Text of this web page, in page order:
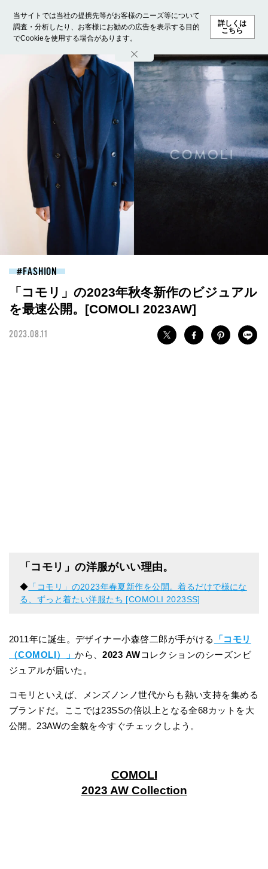
当サイトでは当社の提携先等がお客様のニーズ等について
調査・分析したり、お客様にお勧めの広告を表示する目的
でCookieを使用する場合があります。
詳しくは
こちら
ホーム モデル募集 ランキング ファッション ビューテ
FASHION
「コモリ」の2023年秋冬新作のビジュアル
を最速公開。[COMOLI 2023AW]
2023.08.11
「コモリ」の洋服がいい理由。
◆ 「コモリ」の2023年春夏新作を公開。着るだけで様にな
る、ずっと着たい洋服たち [COMOLI 2023SS]
2011年に誕生。デザイナー小森啓二郎が手がける
「コモリ
（COMOLI）」から、2023 AWコレクションのシーズンビ
ジュアルが届いた。
コモリといえば、メンズノンノ世代からも熱い支持を集める
ブランドだ。ここでは23SSの倍以上となる全68カットを大
公開。23AWの全貌を今すぐチェックしよう。
COMOLI
2023 AW Collection